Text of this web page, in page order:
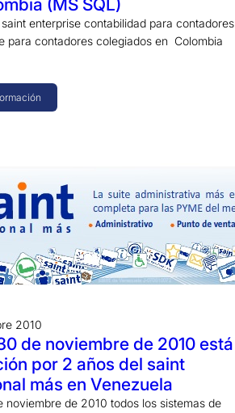
(MS SQL)
enterprise contabilidad para contadores
para contadores colegiados en Colombia
2010
de noviembre de 2010 está
por 2 años del saint
más en Venezuela
noviembre de 2010 todos los sistemas de